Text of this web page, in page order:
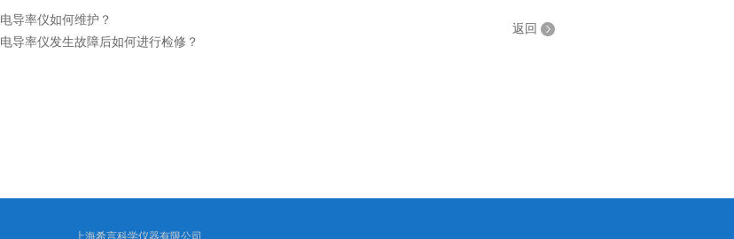
电导率仪如何维护？
电导率仪发生故障后如何进行检修？
返回
上海希言科学仪器有限公司